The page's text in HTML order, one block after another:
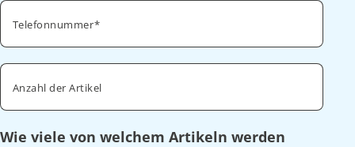
Telefonnummer
Anzahl der Artikel
Wie viele von welchem Artikeln werden